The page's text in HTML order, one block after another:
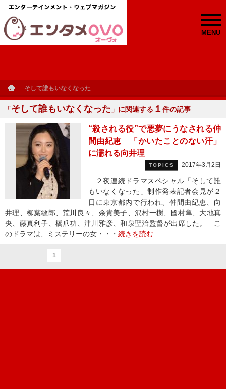
MENU
そして誰もいなくなった
「そして誰もいなくなった 」に関連する １ 件の記事
“殺される役”で悪夢にうなされる仲
間由紀恵 「かいたことのない汗」
に濡れる向井理
TOPICS 2017年3月2日
２夜連続ドラマスペシャル「そして誰
もいなくなった」制作発表記者会見が２
日に東京都内で行われ、仲間由紀恵、向
井理、柳葉敏郎、荒川良々、余貴美子、沢村一樹、國村隼、大地真
央、藤真利子、橋爪功、津川雅彦、和泉聖治監督が出席した。 こ
のドラマは、ミステリーの女・・・ 続きを読む
1